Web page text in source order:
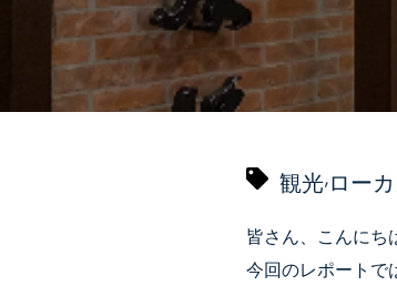
観光,ロー
皆さん、こんにち
今回のレポートで